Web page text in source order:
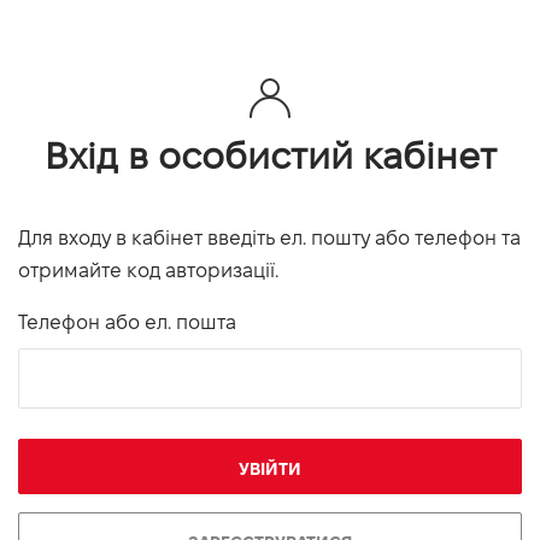
Вхід в особистий кабінет
Для входу в кабінет введіть ел. пошту або телефон та
отримайте код авторизації.
Телефон або ел. пошта
УВІЙТИ